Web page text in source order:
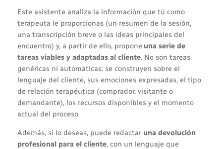
Este asistente analiza la información que tú como
terapeuta le proporcionas (un resumen de la sesión,
una transcripción breve o las ideas principales del
encuentro) y, a partir de ello, propone una serie de
tareas viables y adaptadas al cliente. No son tareas
genéricas ni automáticas: se construyen sobre el
lenguaje del cliente, sus emociones expresadas, el tipo
de relación terapéutica (comprador, visitante o
demandante), los recursos disponibles y el momento
actual del proceso.
Además, si lo deseas, puede redactar una devolución
profesional para el cliente, con un lenguaje que